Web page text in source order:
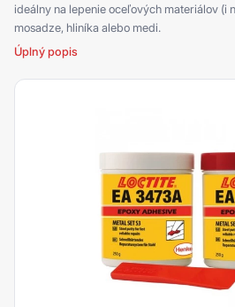
ideálny na lepenie oceľových materiálov (i
mosadze, hliníka alebo medi.
Úplný popis